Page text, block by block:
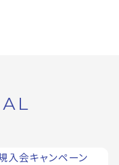
入会キャンペーン